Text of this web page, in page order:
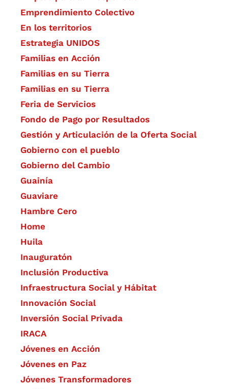
Emprendimiento Colectivo
En los territorios
Estrategia UNIDOS
Familias en Acción
Familias en su Tierra
Familias en su Tierra
Feria de Servicios
Fondo de Pago por Resultados
Gestión y Articulación de la Oferta Social
Gobierno con el pueblo
Gobierno del Cambio
Guainía
Guaviare
Hambre Cero
Home
Huila
Inauguratón
Inclusión Productiva
Infraestructura Social y Hábitat
​Innovación Social
Inversión Social Privada
IRACA
Jóvenes en Acción
Jóvenes en Paz
Jóvenes Transformadores